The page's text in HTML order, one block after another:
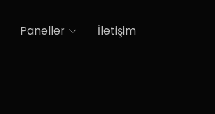
Paneller İletişim